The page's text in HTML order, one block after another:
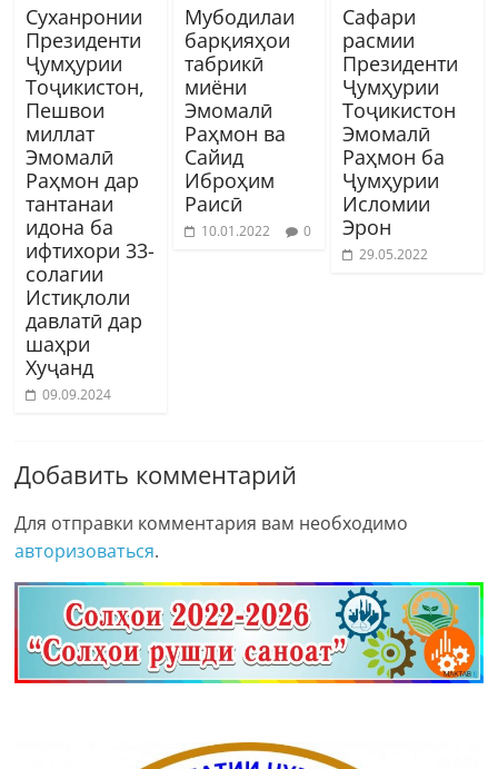
Суханронии
Президенти
Ҷумҳурии
Тоҷикистон,
Пешвои
миллат
Эмомалӣ
Раҳмон дар
тантанаи
идона ба
ифтихори 33-
солагии
Истиқлоли
давлатӣ дар
шаҳри
Хуҷанд
09.09.2024
Мубодилаи
барқияҳои
табрикӣ
миёни
Эмомалӣ
Раҳмон ва
Сайид
Иброҳим
Раисӣ
10.01.2022 0
Сафари
расмии
Президенти
Ҷумҳурии
Тоҷикистон
Эмомалӣ
Раҳмон ба
Ҷумҳурии
Исломии
Эрон
29.05.2022
Добавить комментарий
Для отправки комментария вам необходимо
авторизоваться.